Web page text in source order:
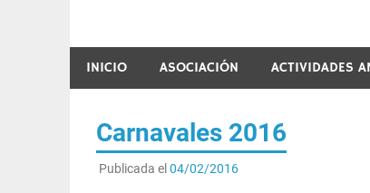
INICIO ASOCIACIÓN ACTIVIDADES
Carnavales 2016
Publicada el 04/02/2016